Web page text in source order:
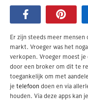
Er zijn steeds meer mensen
markt. Vroeger was het
verkopen. Vroeger moest je
door een broker om dit te
toegankelijk om met
je telefoon doen en via
houden. Via deze apps kan